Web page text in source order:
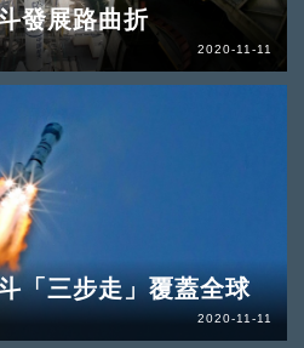
發展路曲折
2020-11-11
「三步走」覆蓋全球
2020-11-11